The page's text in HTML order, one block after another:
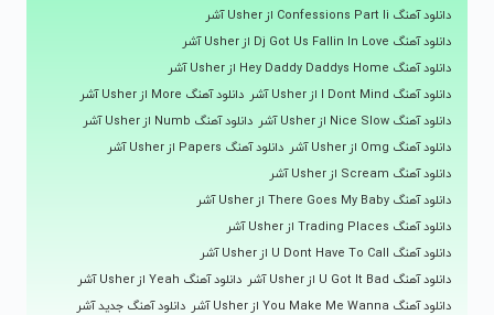
دانلود آهنگ Confessions Part Ii از Usher آشر
دانلود آهنگ Dj Got Us Fallin In Love از Usher آشر
دانلود آهنگ Hey Daddy Daddys Home از Usher آشر
دانلود آهنگ I Dont Mind از Usher آشر
دانلود آهنگ More از Usher آشر
دانلود آهنگ Nice Slow از Usher آشر
دانلود آهنگ Numb از Usher آشر
دانلود آهنگ Omg از Usher آشر
دانلود آهنگ Papers از Usher آشر
دانلود آهنگ Scream از Usher آشر
دانلود آهنگ There Goes My Baby از Usher آشر
دانلود آهنگ Trading Places از Usher آشر
دانلود آهنگ U Dont Have To Call از Usher آشر
دانلود آهنگ U Got It Bad از Usher آشر
دانلود آهنگ Yeah از Usher آشر
دانلود آهنگ You Make Me Wanna از Usher آشر
دانلود آهنگ جدید آشر